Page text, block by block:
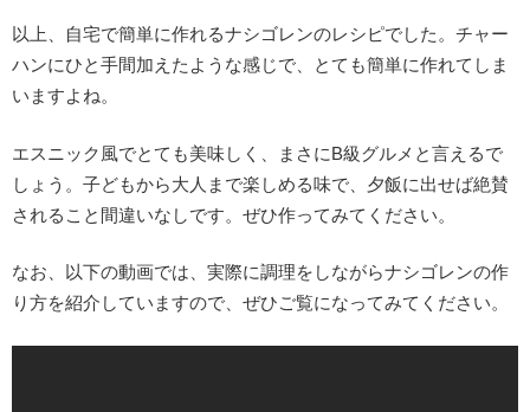
以上、自宅で簡単に作れるナシゴレンのレシピでした。チャー
ハンにひと手間加えたような感じで、とても簡単に作れてしま
いますよね。
エスニック風でとても美味しく、まさにB級グルメと言えるで
しょう。子どもから大人まで楽しめる味で、夕飯に出せば絶賛
されること間違いなしです。ぜひ作ってみてください。
なお、以下の動画では、実際に調理をしながらナシゴレンの作
り方を紹介していますので、ぜひご覧になってみてください。